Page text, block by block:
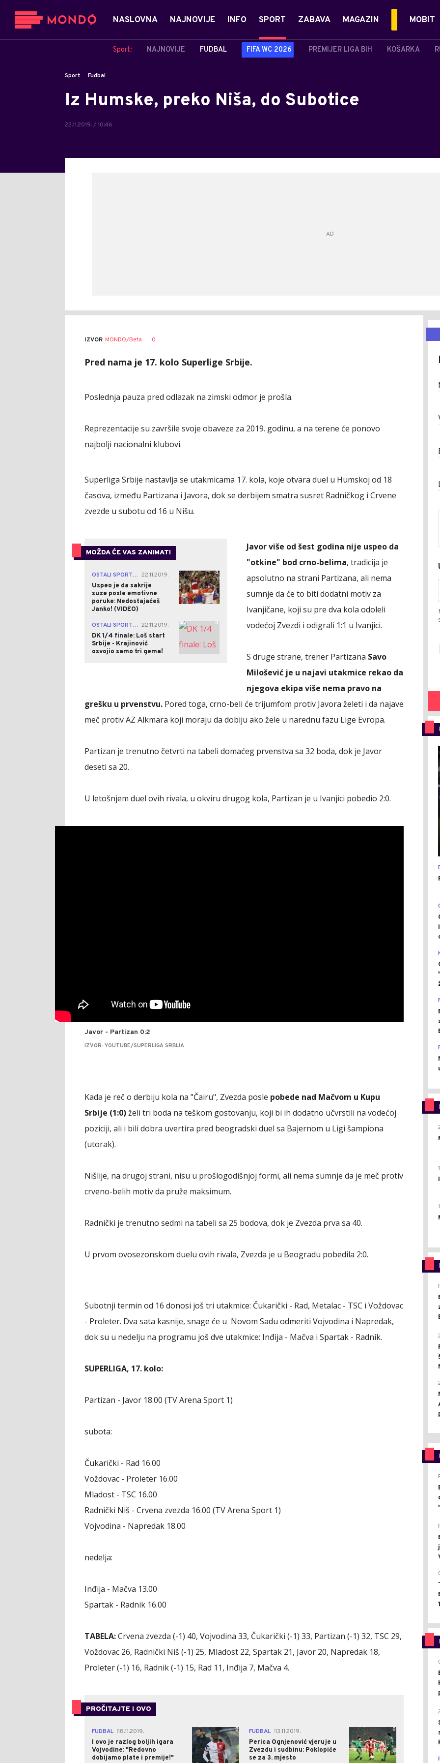
NASLOVNA NAJNOVIJE INFO SPORT
Sport: NAJNOVIJE FUDBAL FIFA WC 2026 PREMIJER LIGA BIH KOŠARKA
ZABAVA MAGAZIN MOBIT
Sport Fudbal
Iz Humske, preko Niša, do Subotice
22.11.2019. / 10:46
IZVOR MONDO/Beta 0
Pred nama je 17. kolo Superlige Srbije.
Poslednja pauza pred odlazak na zimski odmor je prošla.
Reprezentacije su završile svoje obaveze za 2019. godinu, a na terene će ponovo
najbolji nacionalni klubovi.
Superliga Srbije nastavlja se utakmicama 17. kola, koje otvara duel u Humskoj od 18
časova, između Partizana i Javora, dok se derbijem smatra susret Radničkog i Crvene
zvezde u subotu od 16 u Nišu.
MOŽDA ĆE VAS ZANIMATI
OSTALI SPORTOVI |
22.11.2019.
Uspeo je da sakrije
suze posle emotivne
poruke: Nedostajaćeš
Janko! (VIDEO)
0
OSTALI SPORTOVI |
22.11.2019.
DK 1/4 finale: Loš start
Srbije - Krajinović
osvojio samo tri gema!
0
Javor više od šest godina nije uspeo da
"otkine" bod crno-belima, tradicija je
apsolutno na strani Partizana, ali nema
sumnje da će to biti dodatni motiv za
Ivanjičane, koji su pre dva kola odoleli
vodećoj Zvezdi i odigrali 1:1 u Ivanjici.
S druge strane, trener Partizana Savo
Milošević je u najavi utakmice rekao da
njegova ekipa više nema pravo na
grešku u prvenstvu. Pored toga, crno-beli će trijumfom protiv Javora želeti i da najave
meč protiv AZ Alkmara koji moraju da dobiju ako žele u narednu fazu Lige Evropa.
Partizan je trenutno četvrti na tabeli domaćeg prvenstva sa 32 boda, dok je Javor
deseti sa 20.
U letošnjem duel ovih rivala, u okviru drugog kola, Partizan je u Ivanjici pobedio 2:0.
Javor - Partizan 0:2
IZVOR: YOUTUBE/SUPERLIGA SRBIJA
Kada je reč o derbiju kola na "Čairu", Zvezda posle pobede nad Mačvom u Kupu
Srbije (1:0)želi tri boda na teškom gostovanju, koji bi ih dodatno učvrstili na vodećoj
poziciji, ali i bili dobra uvertira pred beogradski duel sa Bajernom u Ligi šampiona
(utorak).
Nišlije, na drugoj strani, nisu u prošlogodišnjoj formi, ali nema sumnje da je meč protiv
crveno-belih motiv da pruže maksimum.
Radnički je trenutno sedmi na tabeli sa 25 bodova, dok je Zvezda prva sa 40.
U prvom ovosezonskom duelu ovih rivala, Zvezda je u Beogradu pobedila 2:0.
Subotnji termin od 16 donosi još tri utakmice: Čukarički - Rad, Metalac - TSC i Voždovac
- Proleter. Dva sata kasnije, snage će u Novom Sadu odmeriti Vojvodina i Napredak,
dok su u nedelju na programu još dve utakmice: Inđija - Mačva i Spartak - Radnik.
SUPERLIGA, 17. kolo:
Partizan - Javor 18.00 (TV Arena Sport 1)
subota:
Čukarički - Rad 16.00
Voždovac - Proleter 16.00
Mladost - TSC 16.00
Radnički Niš - Crvena zvezda 16.00 (TV Arena Sport 1)
Vojvodina - Napredak 18.00
nedelja:
Inđija - Mačva 13.00
Spartak - Radnik 16.00
TABELA:Crvena zvezda (-1) 40, Vojvodina 33, Čukarički (-1) 33, Partizan (-1) 32, TSC 29,
Voždovac 26, Radnički Niš (-1) 25, Mladost 22, Spartak 21, Javor 20, Napredak 18,
Proleter (-1) 16, Radnik (-1) 15, Rad 11, Inđija 7, Mačva 4.
PROČITAJTE I OVO
FUDBAL 18.11.2019.
I ovo je razlog boljih igara
Vojvodine: "Redovno
dobijamo plate i premije!"
0 FUDBAL 13.11.2019.
Perica Ognjenović vjeruje u
Zvezdu i sudbinu: Poklopiće
se za 3. mjesto
0